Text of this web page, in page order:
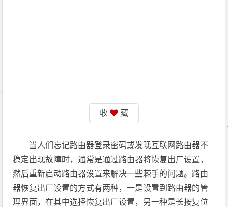
收 藏
当人们忘记路由器登录密码或发现互联网路由器不
稳定出现故障时，通常是通过路由器将恢复出厂设置，
然后重新启动路由器设置来解决一些棘手的问题。路由
器恢复出厂设置的方式有两种，一是设置到路由器的管
理界面，在其中选择恢复出厂设置，另一种是长按复位